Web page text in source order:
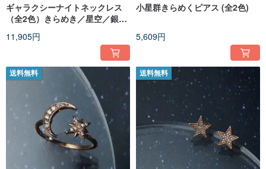
ギャラクシーナイトネックレス
（全2色）きらめき／星空／銀河
11,905円
小星群きらめくピアス (全2色)
5,609円
送料無料 送料無料